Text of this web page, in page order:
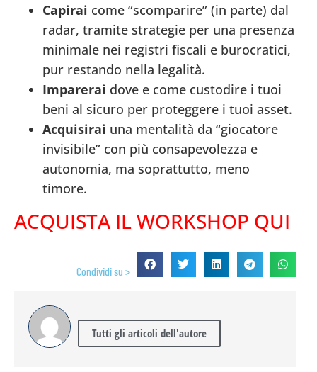
Capirai come “scomparire” (in parte) dal
radar, tramite strategie per una presenza
minimale nei registri fiscali e burocratici,
pur restando nella legalità.
Imparerai dove e come custodire i tuoi
beni al sicuro per proteggere i tuoi asset.
Acquisirai una mentalità da “giocatore
invisibile” con più consapevolezza e
autonomia, ma soprattutto, meno
timore.
ACQUISTA IL WORKSHOP QUI
Condividi su >
Tutti gli articoli dell'autore